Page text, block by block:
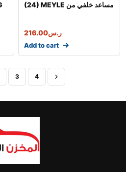
(24) MEYLE مساعد خلفي من
ر.س216.00
Add to cart
3 4